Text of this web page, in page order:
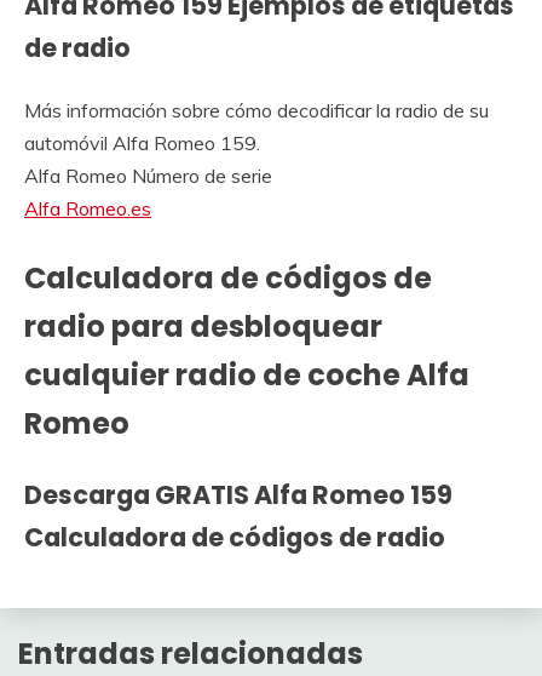
de radio
Más información sobre cómo decodificar la radio de su
automóvil Alfa Romeo 159.
Alfa Romeo Número de serie
Alfa Romeo.es
Calculadora de códigos de
radio para desbloquear
cualquier radio de coche Alfa
Romeo
Descarga GRATIS Alfa Romeo 159
Calculadora de códigos de radio
Entradas relacionadas